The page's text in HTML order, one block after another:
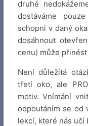
druhé
dostáváme
schopni v daný
dosáhnout
cenu) může
Není důležitá
třetí oko, ale
motiv. Vnímání
odpoutáním se od
lekcí, které nás učí